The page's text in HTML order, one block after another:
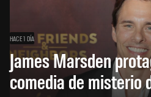
HACE 1 DÍA
James Marsden
comedia de misterio